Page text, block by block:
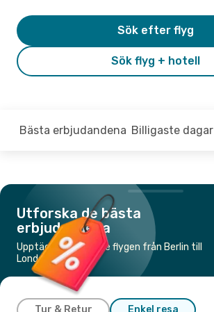
Sök flyg + hotell
Sök efter flyg
Bästa erbjudandena Billigaste dagar
Utforska de bästa
erbjudandena
Upptäck de billigaste flygen från Berlin till
London
Tur & Retur Enkel resa